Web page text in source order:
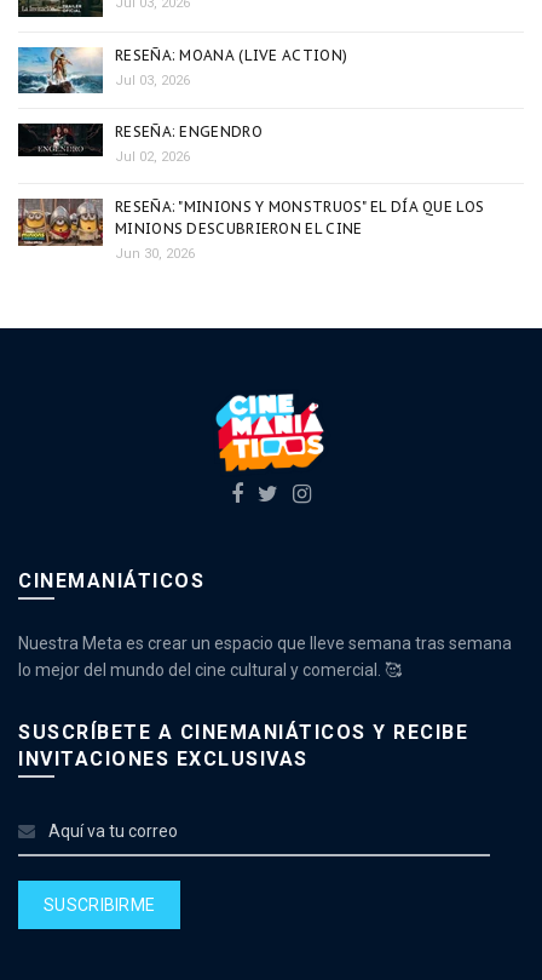
RESEÑA: MOANA (LIVE ACTION)
Jul 03, 2026
RESEÑA: ENGENDRO
Jul 02, 2026
RESEÑA: "MINIONS Y MONSTRUOS" EL DÍA QUE LOS
MINIONS DESCUBRIERON EL CINE
Jun 30, 2026
CINEMANIÁTICOS
Nuestra Meta es crear un espacio que lleve semana tras semana
lo mejor del mundo del cine cultural y comercial. 🥰
SUSCRÍBETE A CINEMANIÁTICOS Y RECIBE
INVITACIONES EXCLUSIVAS